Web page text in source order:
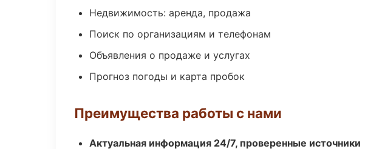
Недвижимость: аренда, продажа
Поиск по организациям и телефонам
Объявления о продаже и услугах
Прогноз погоды и карта пробок
Преимущества работы с нами
Актуальная информация 24/7, проверенные источники